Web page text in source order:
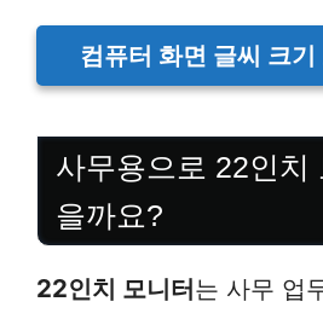
컴퓨터 화면 글씨 크
사무용으로 22인치
을까요?
22인치 모니터는 사무 업